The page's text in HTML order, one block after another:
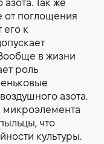
Так же
от поглощения
его к
в жизни
роль
азота.
микроэлемента
что
культуры.